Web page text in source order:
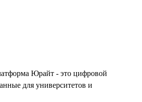
Юрайт - это цифровой
для университетов и